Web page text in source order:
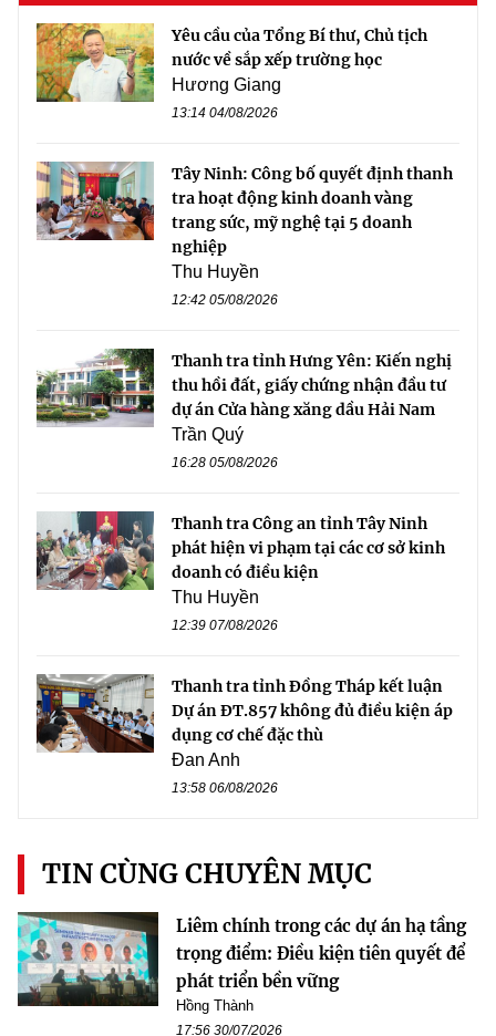
Yêu cầu của Tổng Bí thư, Chủ tịch
nước về sắp xếp trường học
Hương Giang
13:14 04/08/2026
Tây Ninh: Công bố quyết định thanh
tra hoạt động kinh doanh vàng
trang sức, mỹ nghệ tại 5 doanh
nghiệp
Thu Huyền
12:42 05/08/2026
Thanh tra tỉnh Hưng Yên: Kiến nghị
thu hồi đất, giấy chứng nhận đầu tư
dự án Cửa hàng xăng dầu Hải Nam
Trần Quý
16:28 05/08/2026
Thanh tra Công an tỉnh Tây Ninh
phát hiện vi phạm tại các cơ sở kinh
doanh có điều kiện
Thu Huyền
12:39 07/08/2026
Thanh tra tỉnh Đồng Tháp kết luận
Dự án ĐT.857 không đủ điều kiện áp
dụng cơ chế đặc thù
Đan Anh
13:58 06/08/2026
TIN CÙNG CHUYÊN MỤC
Liêm chính trong các dự án hạ tầng
trọng điểm: Điều kiện tiên quyết để
phát triển bền vững
Hồng Thành
17:56 30/07/2026